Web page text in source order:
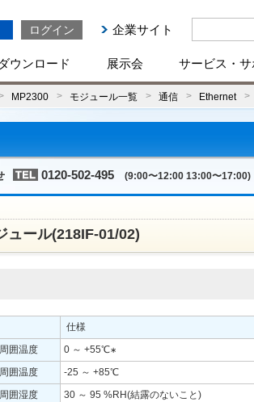
ログイン 企業サイト
ダウンロード 展示会 サービス・サ
MP2300 モジュール一覧 通信 Ethernet
0120-502-495 (9:00〜12:00 13:00〜17:00)
ュール(218IF-01/02)
仕様
囲温度 0 ～ +55℃∗
囲温度
-25 ～ +85℃
囲湿度
30 ～ 95 %RH(結露のないこと)